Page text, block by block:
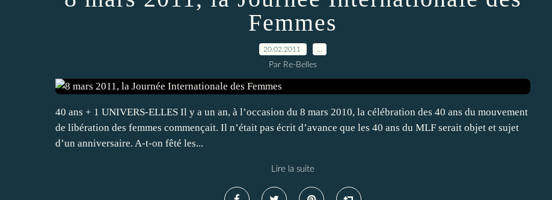
Femmes
20.02.2011
Par Re-Belles
40 ans + 1 UNIVERS-ELLES Il y a un an, à l’occasion du 8 mars 2010, la célébration des 40 ans du mouvement
de libération des femmes commençait. Il n’était pas écrit d’avance que les 40 ans du MLF serait objet et sujet
d’un anniversaire. A-t-on fêté les...
Lire la suite